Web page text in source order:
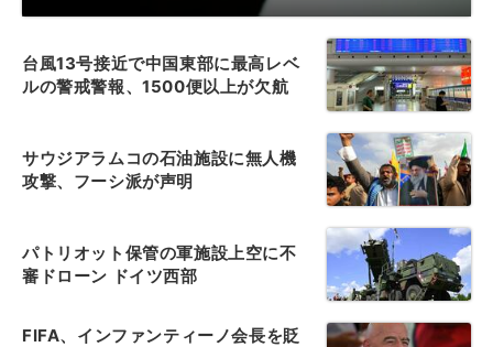
台風13号接近で中国東部に最高レベ
ルの警戒警報、1500便以上が欠航
サウジアラムコの石油施設に無人機
攻撃、フーシ派が声明
パトリオット保管の軍施設上空に不
審ドローン ドイツ西部
FIFA、インファンティーノ会長を貶